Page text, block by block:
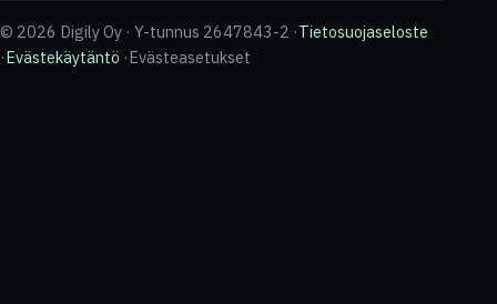
© 2026 Digily Oy · Y-tunnus 2647843-2 ·Tietosuojaseloste
·Evästekäytäntö ·Evästeasetukset